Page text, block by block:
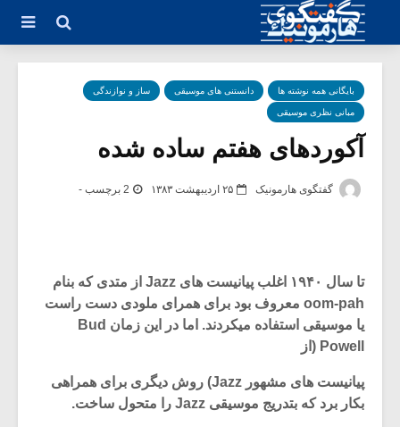
بایگانی همه نوشته ها دانستنی های موسیقی ساز و نوازندگی
مبانی نظری موسیقی
آکوردهای هفتم ساده شده
گفتگوی هارمونیک ۲۵ اردیبهشت ۱۳۸۳ 2 برچسب -
تا سال ۱۹۴۰ اغلب پیانیست های Jazz از متدی که بنام
oom-pah معروف بود برای همرای ملودی دست راست
یا موسیقی استفاده میکردند. اما در این زمان Bud
Powell (از
پیانیست های مشهور Jazz) روش دیگری برای همراهی
بکار برد که بتدریج موسیقی Jazz را متحول ساخت.